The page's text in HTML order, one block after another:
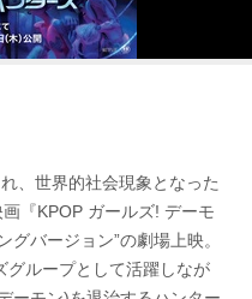
、世界的社会現象となった
『KPOP ガールズ! デーモ
グバージョン”の劇場上映。
グループとして活躍しなが